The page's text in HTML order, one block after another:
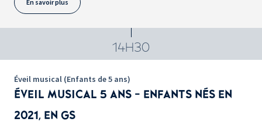
En savoir plus
14H30
Éveil musical (Enfants de 5 ans)
ÉVEIL MUSICAL 5 ANS - ENFANTS NÉS EN
2021, EN GS